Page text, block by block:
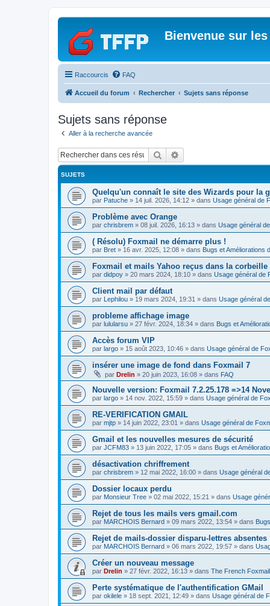
Bienvenue sur
Raccourcis FAQ
Accueil du forum Rechercher Sujets sans réponse
Sujets sans réponse
Aller à la recherche avancée
Rechercher
SUJETS
Quelqu'un connaît le site des Wizards pour la
par Patuche » 14 juil. 2026, 14:12 » dans Usage général de
Problème avec Orange
par chrisbrem » 08 juil. 2026, 16:13 » dans Usage général
( Résolu) Foxmail ne démarre plus !
par Bret » 16 avr. 2025, 12:08 » dans Bugs et Améliorations
Foxmail et mails Yahoo reçus dans la corbeille
par didpoy » 20 mars 2024, 18:10 » dans Usage général de
Client mail par défaut
par Lephilou » 19 mars 2024, 19:31 » dans Usage général
probleme affichage image
par lulularsu » 27 févr. 2024, 18:34 » dans Bugs et
Accès forum VIP
par largo » 15 août 2023, 10:46 » dans Usage général de
insérer une image de fond dans Foxmail 7
par Drelin » 20 juin 2023, 16:08 » dans FAQ
Nouvelle version: Foxmail 7.2.25.178 =>14
par largo » 14 nov. 2022, 15:59 » dans Usage général de
RE-VERIFICATION GMAIL
par mjtp » 14 juin 2022, 23:01 » dans Usage général de
Gmail et les nouvelles mesures de sécurité
par JCFM83 » 13 juin 2022, 17:05 » dans Bugs et
désactivation chriffrement
par chrisbrem » 12 mai 2022, 16:00 » dans Usage général
Dossier locaux perdu
par Monsieur Tree » 02 mai 2022, 15:21 » dans Usage
Rejet de tous les mails vers gmail.com
par MARCHOIS Bernard » 09 mars 2022, 13:54 » dans
Rejet de mails-dossier disparu-lettres absentes
par MARCHOIS Bernard » 06 mars 2022, 19:57 » dans
Créer un nouveau message
par Drelin » 27 févr. 2022, 16:13 » dans The French
Perte systématique de l'authentification GMail
par okilele » 18 sept. 2021, 12:49 » dans Usage général de